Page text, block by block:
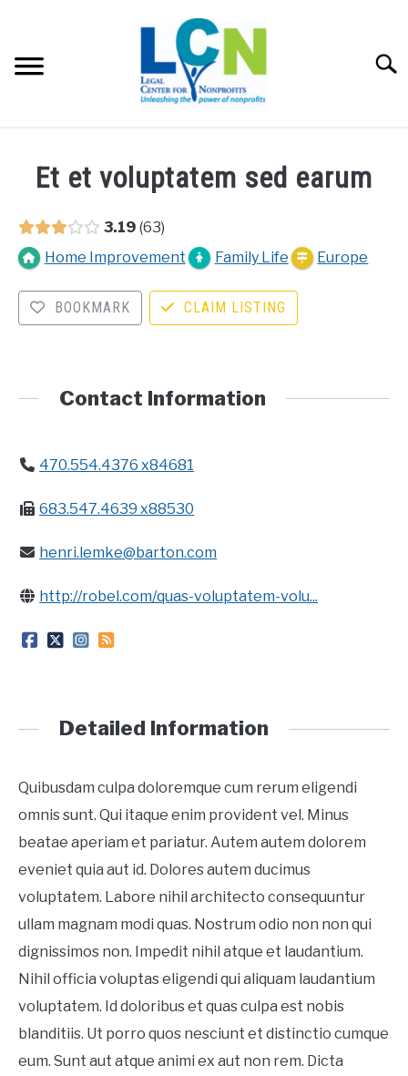
content
RESOURCES
FEES
CONTACT
Et et voluptatem sed earum
3.19 63
Home Improvement
Family Life Europe
BOOKMARK CLAIM LISTING
Contact Information
470.554.4376 x84681
683.547.4639 x88530
henri.lemke@barton.com
http://robel.com/quas-voluptatem-volu...
Detailed Information
Quibusdam culpa doloremque cum rerum eligendi
omnis sunt. Qui itaque enim provident vel. Minus
beatae aperiam et pariatur. Autem autem dolorem
eveniet quia aut id. Dolores autem ducimus
voluptatem. Labore nihil architecto consequuntur
ullam magnam modi quas. Nostrum odio non non qui
dignissimos non. Impedit nihil atque et laudantium.
Nihil officia voluptas eligendi qui aliquam laudantium
voluptatem. Id doloribus et quas culpa est nobis
blanditiis. Ut porro quos nesciunt et distinctio cumque
eum. Sunt aut atque animi ex aut non rem. Dicta